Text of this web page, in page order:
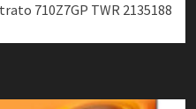
710Z7GP TWR 2135188